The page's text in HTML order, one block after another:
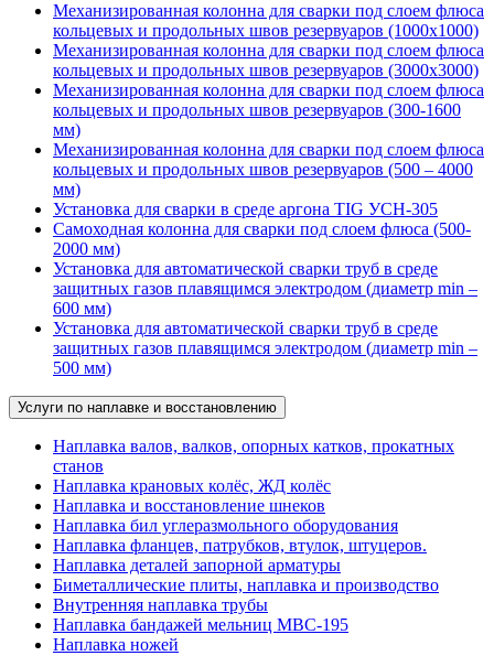
Механизированная колонна для сварки под слоем флюса
кольцевых и продольных швов резервуаров (1000х1000)
Механизированная колонна для сварки под слоем флюса
кольцевых и продольных швов резервуаров (3000х3000)
Механизированная колонна для сварки под слоем флюса
кольцевых и продольных швов резервуаров (300-1600
мм)
Механизированная колонна для сварки под слоем флюса
кольцевых и продольных швов резервуаров (500 – 4000
мм)
Установка для сварки в среде аргона TIG УСН-305
Самоходная колонна для сварки под слоем флюса (500-
2000 мм)
Установка для автоматической сварки труб в среде
защитных газов плавящимся электродом (диаметр min –
600 мм)
Установка для автоматической сварки труб в среде
защитных газов плавящимся электродом (диаметр min –
500 мм)
Услуги по наплавке и восстановлению
Наплавка валов, валков, опорных катков, прокатных
станов
Наплавка крановых колёс, ЖД колёс
Наплавка и восстановление шнеков
Наплавка бил углеразмольного оборудования
Наплавка фланцев, патрубков, втулок, штуцеров.
Наплавка деталей запорной арматуры
Биметаллические плиты, наплавка и производство
Внутренняя наплавка трубы
Наплавка бандажей мельниц МВС-195
Наплавка ножей